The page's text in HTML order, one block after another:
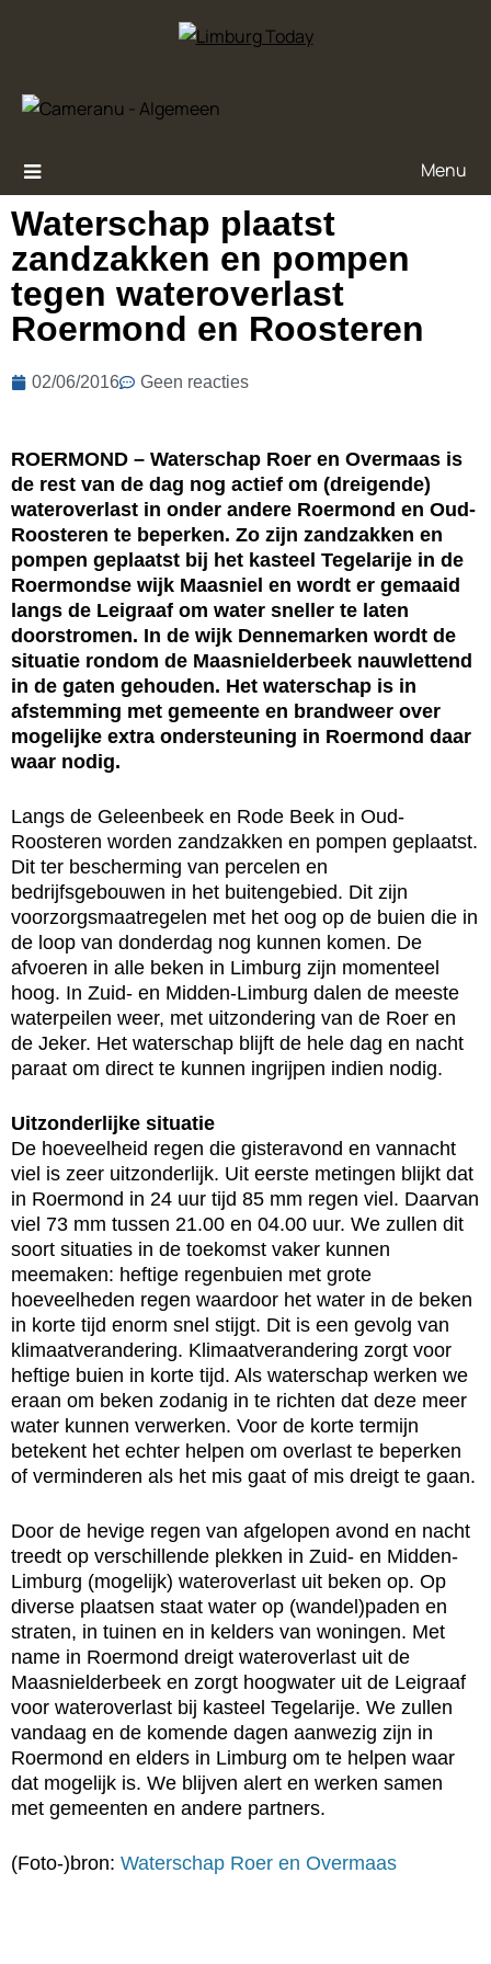
Menu
Waterschap plaatst
zandzakken en pompen
tegen wateroverlast
Roermond en Roosteren
02/06/2016 Geen reacties
ROERMOND – Waterschap Roer en Overmaas is
de rest van de dag nog actief om (dreigende)
wateroverlast in onder andere Roermond en Oud-
Roosteren te beperken. Zo zijn zandzakken en
pompen geplaatst bij het kasteel Tegelarije in de
Roermondse wijk Maasniel en wordt er gemaaid
langs de Leigraaf om water sneller te laten
doorstromen. In de wijk Dennemarken wordt de
situatie rondom de Maasnielderbeek nauwlettend
in de gaten gehouden. Het waterschap is in
afstemming met gemeente en brandweer over
mogelijke extra ondersteuning in Roermond daar
waar nodig.
Langs de Geleenbeek en Rode Beek in Oud-
Roosteren worden zandzakken en pompen geplaatst.
Dit ter bescherming van percelen en
bedrijfsgebouwen in het buitengebied. Dit zijn
voorzorgsmaatregelen met het oog op de buien die in
de loop van donderdag nog kunnen komen. De
afvoeren in alle beken in Limburg zijn momenteel
hoog. In Zuid- en Midden-Limburg dalen de meeste
waterpeilen weer, met uitzondering van de Roer en
de Jeker. Het waterschap blijft de hele dag en nacht
paraat om direct te kunnen ingrijpen indien nodig.
Uitzonderlijke situatie
De hoeveelheid regen die gisteravond en vannacht
viel is zeer uitzonderlijk. Uit eerste metingen blijkt dat
in Roermond in 24 uur tijd 85 mm regen viel. Daarvan
viel 73 mm tussen 21.00 en 04.00 uur. We zullen dit
soort situaties in de toekomst vaker kunnen
meemaken: heftige regenbuien met grote
hoeveelheden regen waardoor het water in de beken
in korte tijd enorm snel stijgt. Dit is een gevolg van
klimaatverandering. Klimaatverandering zorgt voor
heftige buien in korte tijd. Als waterschap werken we
eraan om beken zodanig in te richten dat deze meer
water kunnen verwerken. Voor de korte termijn
betekent het echter helpen om overlast te beperken
of verminderen als het mis gaat of mis dreigt te gaan.
Door de hevige regen van afgelopen avond en nacht
treedt op verschillende plekken in Zuid- en Midden-
Limburg (mogelijk) wateroverlast uit beken op. Op
diverse plaatsen staat water op (wandel)paden en
straten, in tuinen en in kelders van woningen. Met
name in Roermond dreigt wateroverlast uit de
Maasnielderbeek en zorgt hoogwater uit de Leigraaf
voor wateroverlast bij kasteel Tegelarije. We zullen
vandaag en de komende dagen aanwezig zijn in
Roermond en elders in Limburg om te helpen waar
dat mogelijk is. We blijven alert en werken samen
met gemeenten en andere partners.
(Foto-)bron: Waterschap Roer en Overmaas